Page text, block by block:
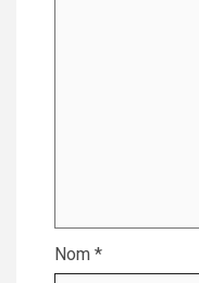
Nom *